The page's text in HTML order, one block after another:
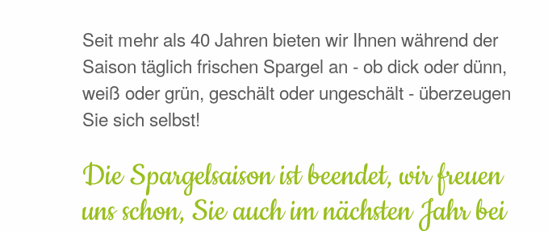
Seit mehr als 40 Jahren bieten wir Ihnen während der
Saison täglich frischen Spargel an - ob dick oder dünn,
weiß oder grün, geschält oder ungeschält - überzeugen
Sie sich selbst!
Die Spargelsaison ist beendet, wir freuen
uns schon, Sie auch im nächsten Jahr bei